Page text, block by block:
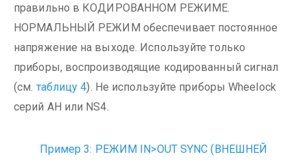
правильно в КОДИРОВАННОМ РЕЖИМЕ.
НОРМАЛЬНЫЙ РЕЖИМ обеспечивает постоянное
напряжение на выходе. Используйте только
приборы, воспроизводящие кодированный сигнал
(см. таблицу 4). Не используйте приборы Wheelock
серий AH или NS4.
Пример 3: РЕЖИМ IN>OUT SYNC (ВНЕШНЕЙ